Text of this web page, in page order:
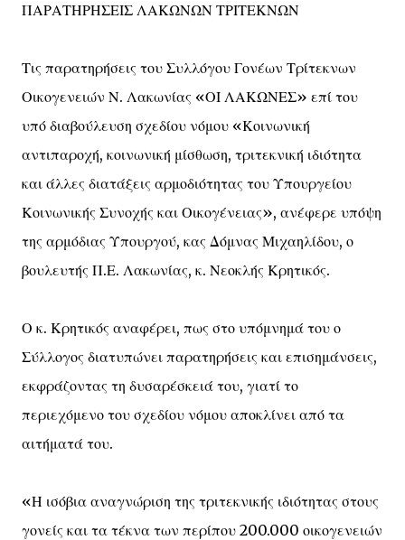
ΠΑΡΑΤΗΡΗΣΕΙΣ ΛΑΚΩΝΩΝ ΤΡΙΤΕΚΝΩΝ
Τις παρατηρήσεις του Συλλόγου Γονέων Τρίτεκνων
Οικογενειών Ν. Λακωνίας «ΟΙ ΛΑΚΩΝΕΣ» επί του
υπό διαβούλευση σχεδίου νόμου «Κοινωνική
αντιπαροχή, κοινωνική μίσθωση, τριτεκνική ιδιότητα
και άλλες διατάξεις αρμοδιότητας του Υπουργείου
Κοινωνικής Συνοχής και Οικογένειας», ανέφερε υπόψη
της αρμόδιας Υπουργού, κας Δόμνας Μιχαηλίδου, ο
βουλευτής Π.Ε. Λακωνίας, κ. Νεοκλής Κρητικός.
Ο κ. Κρητικός αναφέρει, πως στο υπόμνημά του ο
Σύλλογος διατυπώνει παρατηρήσεις και επισημάνσεις,
εκφράζοντας τη δυσαρέσκειά του, γιατί το
περιεχόμενο του σχεδίου νόμου αποκλίνει από τα
αιτήματά του.
«Η ισόβια αναγνώριση της τριτεκνικής ιδιότητας στους
γονείς και τα τέκνα των περίπου 200.000 οικογενειών